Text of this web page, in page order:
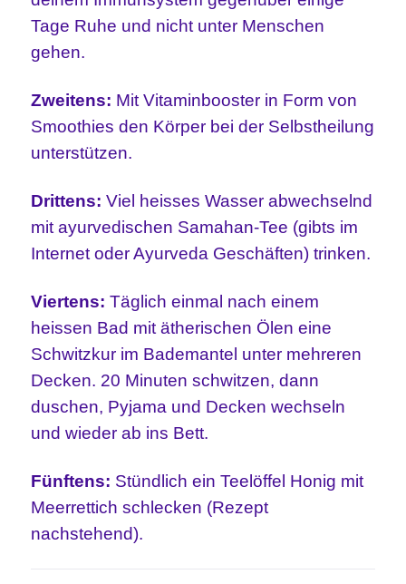
Tage Ruhe und nicht unter Menschen
gehen.
Zweitens: Mit Vitaminbooster in Form von
Smoothies den Körper bei der Selbstheilung
unterstützen.
Drittens: Viel heisses Wasser abwechselnd
mit ayurvedischen Samahan-Tee (gibts im
Internet oder Ayurveda Geschäften) trinken.
Viertens: Täglich einmal nach einem
heissen Bad mit ätherischen Ölen eine
Schwitzkur im Bademantel unter mehreren
Decken. 20 Minuten schwitzen, dann
duschen, Pyjama und Decken wechseln
und wieder ab ins Bett.
Fünftens: Stündlich ein Teelöffel Honig mit
Meerrettich schlecken (Rezept
nachstehend).